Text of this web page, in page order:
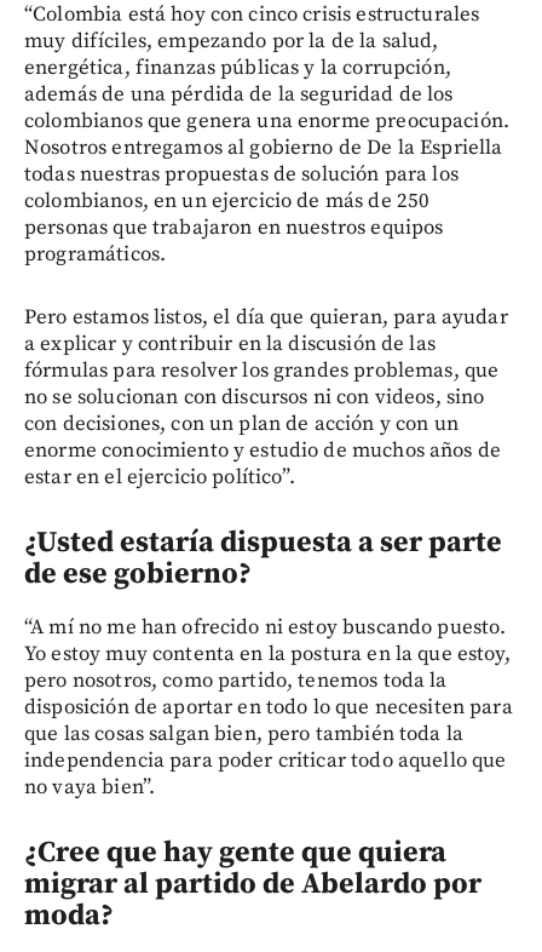
“Colombia está hoy con cinco crisis estructurales
muy difíciles, empezando por la de la salud,
energética, finanzas públicas y la corrupción,
además de una pérdida de la seguridad de los
colombianos que genera una enorme preocupación.
Nosotros entregamos al gobierno de De la Espriella
todas nuestras propuestas de solución para los
colombianos, en un ejercicio de más de 250
personas que trabajaron en nuestros equipos
programáticos.
Pero estamos listos, el día que quieran, para ayudar
a explicar y contribuir en la discusión de las
fórmulas para resolver los grandes problemas, que
no se solucionan con discursos ni con videos, sino
con decisiones, con un plan de acción y con un
enorme conocimiento y estudio de muchos años de
estar en el ejercicio político”.
¿Usted estaría dispuesta a ser parte
de ese gobierno?
“A mí no me han ofrecido ni estoy buscando puesto.
Yo estoy muy contenta en la postura en la que estoy,
pero nosotros, como partido, tenemos toda la
disposición de aportar en todo lo que necesiten para
que las cosas salgan bien, pero también toda la
independencia para poder criticar todo aquello que
no vaya bien”.
¿Cree que hay gente que quiera
migrar al partido de Abelardo por
moda?